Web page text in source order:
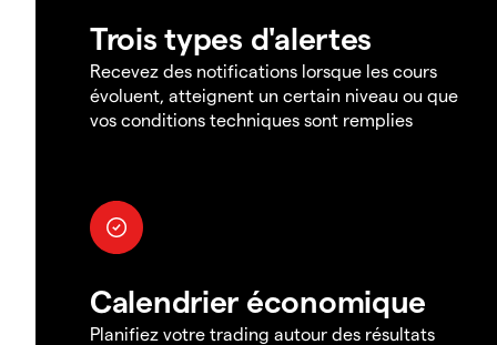
Trois types d'alertes
Recevez des notifications lorsque les cours
évoluent, atteignent un certain niveau ou que
vos conditions techniques sont remplies
Calendrier économique
Planifiez votre trading autour des résultats